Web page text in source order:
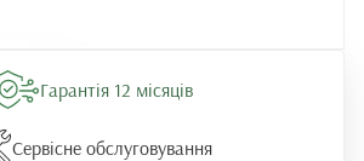
Гарантія 12 місяців
Сервісне обслуговування